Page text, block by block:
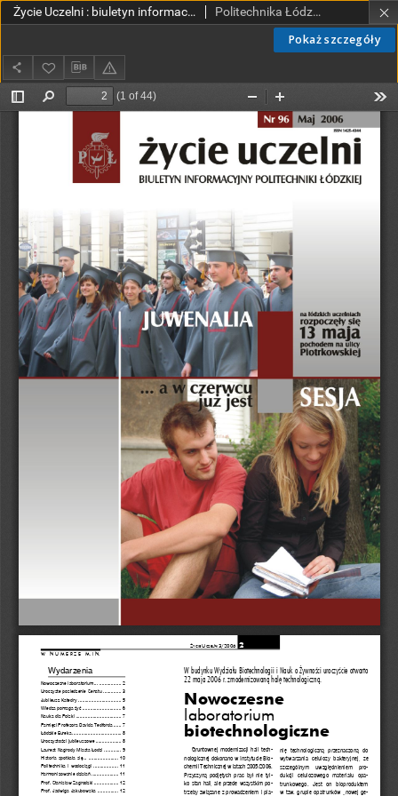
Pokaż szczegóły
Życie Uczelni : biuletyn informacyjny Politechniki Łódzkiej nr 96 (2006) [PDF] Politechnika Łódzka.